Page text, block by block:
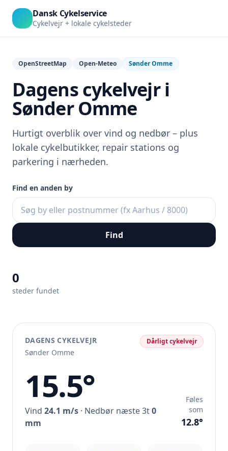
Dansk Cykelservice
Cykelvejr + lokale cykelsteder
OpenStreetMap Open-Meteo Sønder Omme
Dagens cykelvejr i
Sønder Omme
Hurtigt overblik over vind og nedbør – plus
lokale cykelbutikker, repair stations og
parkering i nærheden.
Find en anden by
Find
0
steder fundet
DAGENS CYKELVEJR
Sønder Omme
Dårligt cykelvejr
15.5°
Vind 24.1 m/s · Nedbør næste 3t0
mm
Føles
som
12.8°